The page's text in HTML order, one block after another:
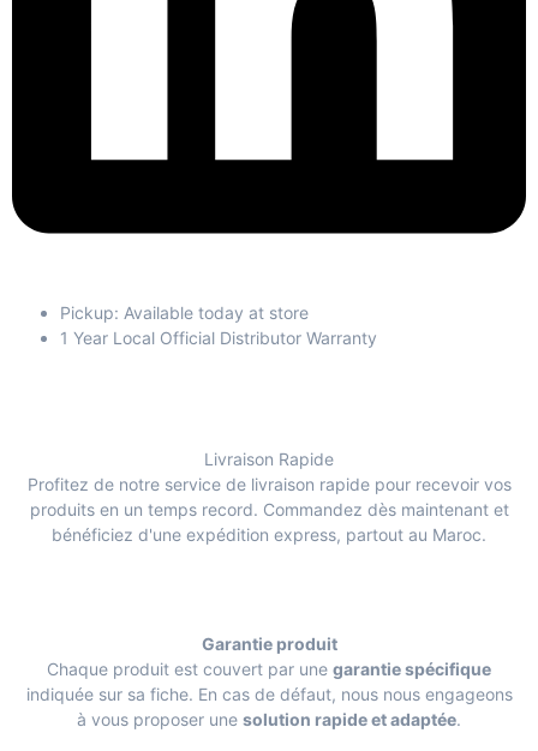
Pickup: Available today at store
1 Year Local Official Distributor Warranty
Livraison Rapide
Profitez de notre service de livraison rapide pour recevoir vos
produits en un temps record. Commandez dès maintenant et
bénéficiez d'une expédition express, partout au Maroc.
Garantie produit
Chaque produit est couvert par une garantie spécifique
indiquée sur sa fiche. En cas de défaut, nous nous engageons
à vous proposer une solution rapide et adaptée.